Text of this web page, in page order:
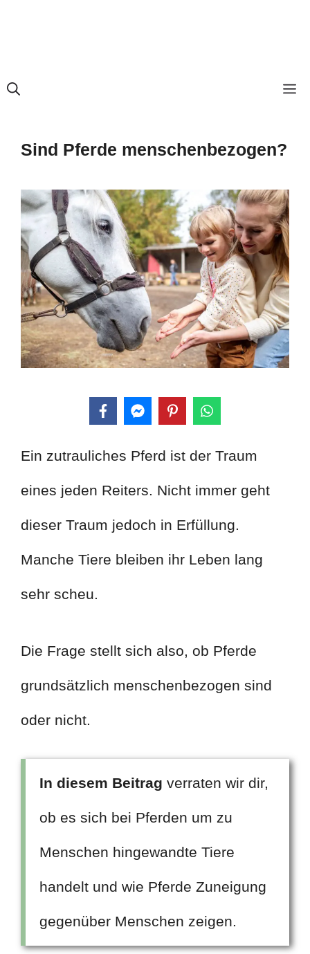
Sind Pferde menschenbezogen?
Ein zutrauliches Pferd ist der Traum
eines jeden Reiters. Nicht immer geht
dieser Traum jedoch in Erfüllung.
Manche Tiere bleiben ihr Leben lang
sehr scheu.
Die Frage stellt sich also, ob Pferde
grundsätzlich menschenbezogen sind
oder nicht.
In diesem Beitrag verraten wir dir,
ob es sich bei Pferden um zu
Menschen hingewandte Tiere
handelt und wie Pferde Zuneigung
gegenüber Menschen zeigen.